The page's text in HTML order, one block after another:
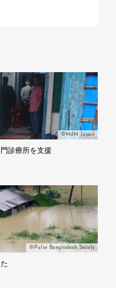
©MdM Japan
診療所を支援
©Pulse Bangladesh Society